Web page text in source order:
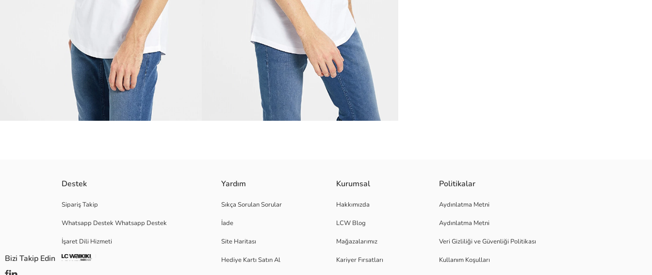
Uzunluk:
Destek
Sipariş Takip
Whatsapp Destek Whatsapp Destek
İşaret Dili Hizmeti
Yardım
Sıkça Sorulan Sorular
İade
Site Haritası
Hediye Kartı Satın Al
Kurumsal
Hakkımızda
LCW Blog
Mağazalarımız
Kariyer Fırsatları
Politikalar
Aydınlatma Metni
Aydınlatma Metni
Veri Gizliliği ve Güvenliği Politikası
Kullanım Koşulları
Bizi Takip Edin